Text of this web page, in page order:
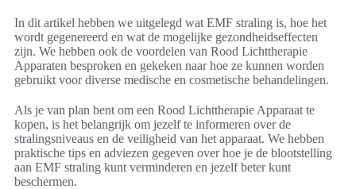
In dit artikel hebben we uitgelegd wat EMF straling is, hoe het
wordt gegenereerd en wat de mogelijke gezondheidseffecten
zijn. We hebben ook de voordelen van Rood Lichttherapie
Apparaten besproken en gekeken naar hoe ze kunnen worden
gebruikt voor diverse medische en cosmetische behandelingen.
Als je van plan bent om een Rood Lichttherapie Apparaat te
kopen, is het belangrijk om jezelf te informeren over de
stralingsniveaus en de veiligheid van het apparaat. We hebben
praktische tips en adviezen gegeven over hoe je de blootstelling
aan EMF straling kunt verminderen en jezelf beter kunt
beschermen.